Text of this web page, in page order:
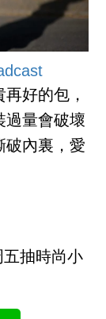
好的包，
過量會破壞
破內裏，愛
五抽時尚小